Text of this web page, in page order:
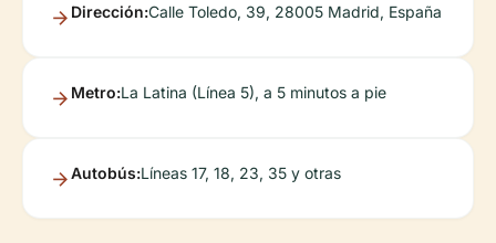
Dirección:Calle Toledo, 39, 28005 Madrid, España
Metro:La Latina (Línea 5), a 5 minutos a pie
Autobús:Líneas 17, 18, 23, 35 y otras